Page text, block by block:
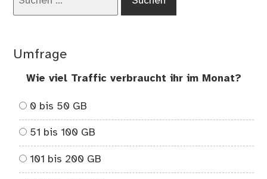
Umfrage
Wie viel Traffic verbraucht ihr im Monat?
0 bis 50 GB
51 bis 100 GB
101 bis 200 GB